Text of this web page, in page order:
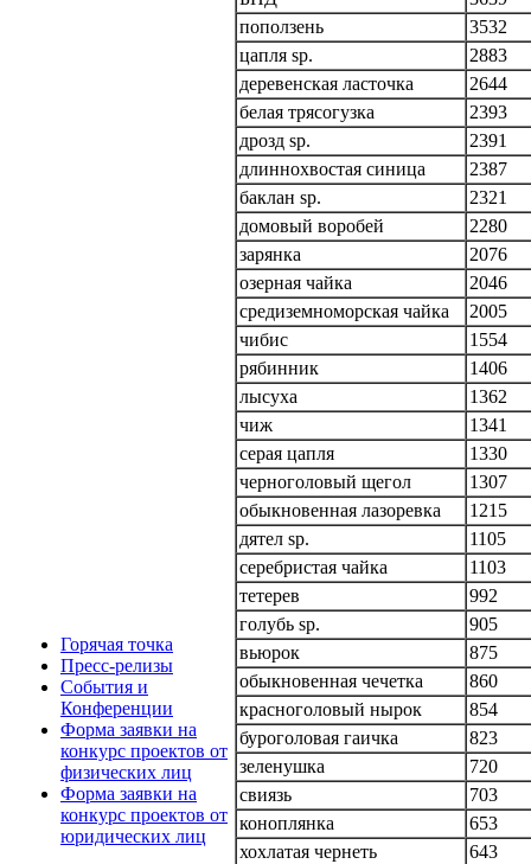
Горячая точка
Пресс-релизы
События и
Конференции
Форма заявки на
конкурс проектов от
физических лиц
Форма заявки на
конкурс проектов от
юридических лиц
поползень
3532
цапля sp.
2883
деревенская ласточка
2644
белая трясогузка
2393
дрозд sp.
2391
длиннохвостая синица
2387
баклан sp.
2321
домовый воробей
2280
зарянка
2076
озерная чайка
2046
средиземноморская чайка
2005
чибис
1554
рябинник
1406
лысуха
1362
чиж
1341
серая цапля
1330
черноголовый щегол
1307
обыкновенная лазоревка
1215
дятел sp.
1105
серебристая чайка
1103
тетерев
992
голубь sp.
905
вьюрок
875
обыкновенная чечетка
860
красноголовый нырок
854
буроголовая гаичка
823
зеленушка
720
свиязь
703
коноплянка
653
хохлатая чернеть
643